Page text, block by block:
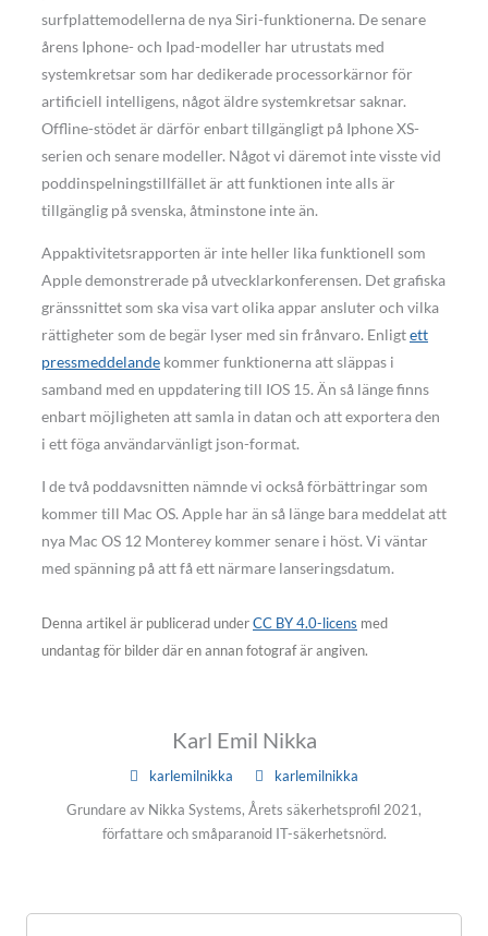
surfplattemodellerna de nya Siri-funktionerna. De senare
årens Iphone- och Ipad-modeller har utrustats med
systemkretsar som har dedikerade processorkärnor för
artificiell intelligens, något äldre systemkretsar saknar.
Offline-stödet är därför enbart tillgängligt på Iphone XS-
serien och senare modeller. Något vi däremot inte visste vid
poddinspelnings­tillfället är att funktionen inte alls är
tillgänglig på svenska, åtminstone inte än.
Appaktivitetsrapporten är inte heller lika funktionell som
Apple demonstrerade på utvecklarkonferensen. Det grafiska
gränssnittet som ska visa vart olika appar ansluter och vilka
rättigheter som de begär lyser med sin frånvaro. Enligtett
pressmeddelande kommer funktionerna att släppas i
samband med en uppdatering till IOS 15. Än så länge finns
enbart möjligheten att samla in datan och att exportera den
i ett föga användarvänligt json-format.
I de två poddavsnitten nämnde vi också förbättringar som
kommer till Mac OS. Apple har än så länge bara meddelat att
nya Mac OS 12 Monterey kommer senare i höst. Vi väntar
med spänning på att få ett närmare lanseringsdatum.
Denna artikel är publicerad under CC BY 4.0-licens med
undantag för bilder där en annan fotograf är angiven.
Karl Emil Nikka
karlemilnikka
karlemilnikka
Grundare av Nikka Systems, Årets säkerhetsprofil 2021,
författare och småparanoid IT-säkerhetsnörd.